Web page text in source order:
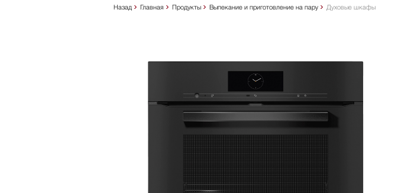
Назад Главная Продукты Выпекание и приготовление на пару Духовые шкафы